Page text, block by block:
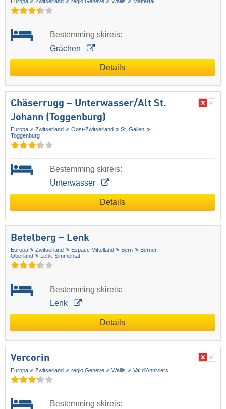
Europa Zwitserland regio Geneve Wallis Mattertal
Bestemming skireis:
Grächen
Details
Chäserrugg – Unterwasser/​Alt St.
Johann (Toggenburg)
Europa Zwitserland Oost-Zwitserland
St. Gallen
Toggenburg
Bestemming skireis:
Unterwasser
Details
Betelberg – Lenk
Europa Zwitserland Espace Mittelland Bern
Berner
Oberland
Lenk-Simmental
Bestemming skireis:
Lenk
Details
Vercorin
Europa Zwitserland regio Geneve Wallis Val d'Anniviers
Bestemming skireis: